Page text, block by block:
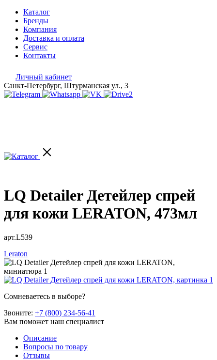
Каталог
Бренды
Компания
Доставка и оплата
Сервис
Контакты
Личный кабинет
Санкт-Петербург, Штурманская ул., 3
LQ Detailer Детейлер спрей
для кожи LERATON, 473мл
арт.L539
Leraton
Сомневаетесь в выборе?
Звоните: +7 (800) 234-56-41
Вам поможет наш специалист
Описание
Вопросы по товару
Отзывы